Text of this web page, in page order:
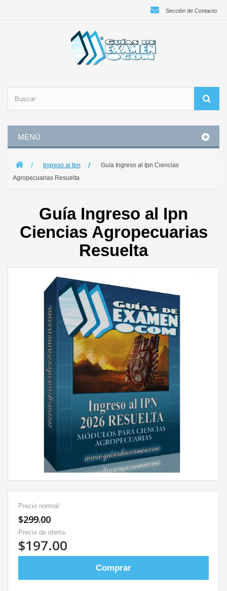
Sección de Contacto
MENÚ
Ingreso al Ipn
Guía Ingreso al Ipn Ciencias
Agropecuarias Resuelta
Guía Ingreso al Ipn
Ciencias Agropecuarias
Resuelta
Precio normal:
$299.00
Precio de oferta:
$197.00
Comprar